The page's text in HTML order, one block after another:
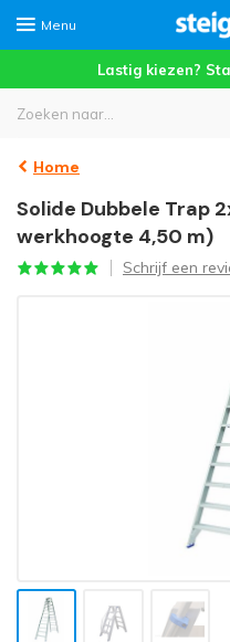
Menu
Lastig kiezen?
Home
Solide Dubbele Trap
werkhoogte 4,50 m)
Schrijf een